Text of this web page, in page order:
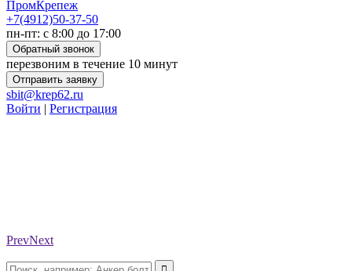
ПромКрепеж
+7(4912)50-37-50
пн-пт: с 8:00 до 17:00
Обратный звонок
перезвоним в течение 10 минут
Отправить заявку
sbit@krep62.ru
Войти | Регистрация
PrevNext